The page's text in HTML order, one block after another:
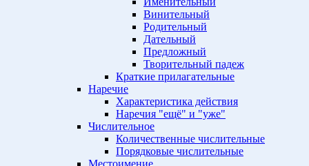
Винительный
Родительный
Дательный
Предложный
Творительный падеж
Краткие прилагательные
Наречие
Характеристика действия
Наречия "ещё" и "уже"
Числительное
Количественные числительные
Порядковые числительные
Местоимение